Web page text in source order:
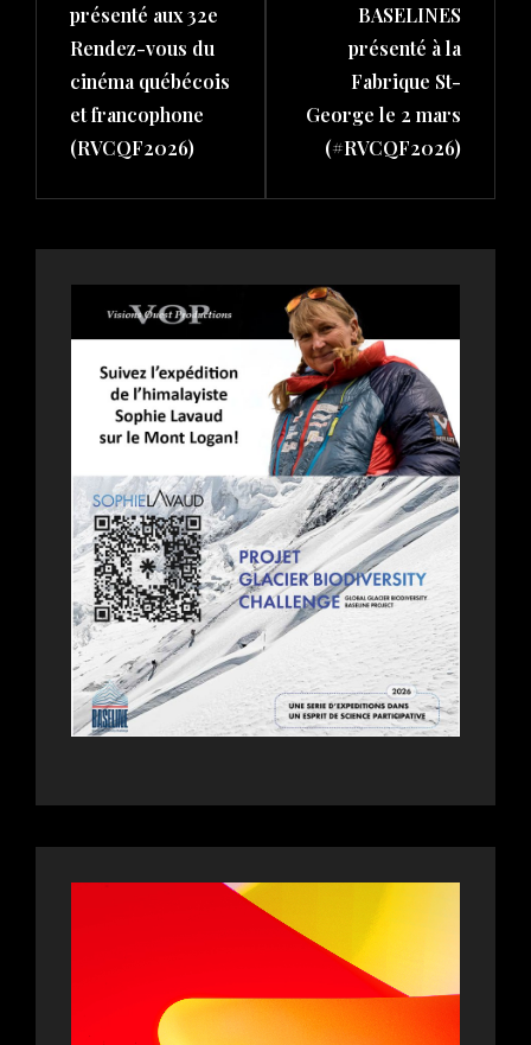
présenté aux 32e
Rendez-vous du
cinéma québécois
et francophone
(RVCQF2026)
BASELINES
présenté à la
Fabrique St-
George le 2 mars
(#RVCQF2026)